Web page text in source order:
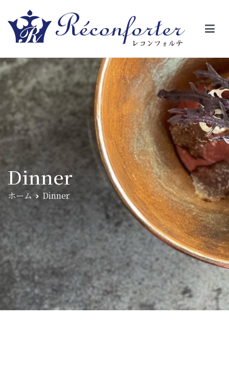
【レコンフォルテ】吹田・千里山/フレンチ（フラ
ンス料理）
絵の様に見える。そんな空間で、ゆっくり素材そのものの旨さを閉
じ込めたフレンチを・・・・・。
Dinner
ホーム Dinner